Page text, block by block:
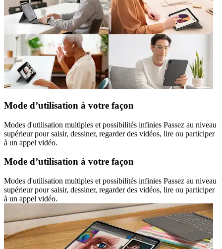
Mode d’utilisation à votre façon
Modes d'utilisation multiples et possibilités infinies Passez au niveau
supérieur pour saisir, dessiner, regarder des vidéos, lire ou participer
à un appel vidéo.
Mode d’utilisation à votre façon
Modes d'utilisation multiples et possibilités infinies Passez au niveau
supérieur pour saisir, dessiner, regarder des vidéos, lire ou participer
à un appel vidéo.